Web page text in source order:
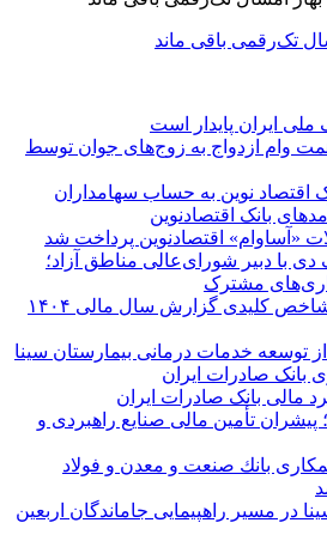
تک‌رقمی باقی ماند
ایران پایدار است
بیش از ۸ همت وام ازدواج به زوج‌های جوان توسط
اقتصاد نوین به حساب سهامداران
دی با دبیر شورای‌عالی مناطق آزاد؛
مشترک
پیشتازی سپ در ۸ شاخص کلیدی گزارش سال مالی ۱۴۰۴
توسعه خدمات درمانی بیمارستان سینا
مالی بانک صادرات ایران
تأمین مالی صنایع راهبردی و
بانك صنعت و معدن و فولاد
در مسیر راهپیمایی جاماندگان اربعین